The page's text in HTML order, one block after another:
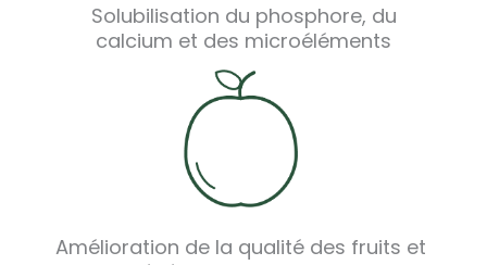
Solubilisation du phosphore, du
calcium et des microéléments
Amélioration de la qualité des fruits et